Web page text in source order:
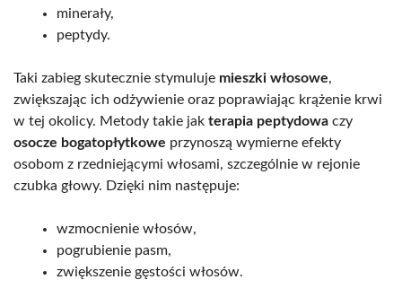
minerały,
peptydy.
Taki zabieg skutecznie stymuluje mieszki włosowe,
zwiększając ich odżywienie oraz poprawiając krążenie krwi
w tej okolicy. Metody takie jak terapia peptydowa czy
osocze bogatopłytkowe przynoszą wymierne efekty
osobom z rzedniejącymi włosami, szczególnie w rejonie
czubka głowy. Dzięki nim następuje:
wzmocnienie włosów,
pogrubienie pasm,
zwiększenie gęstości włosów.